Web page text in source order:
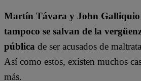
Martín Távara y John Galliquio
tampoco se salvan de la
pública de ser acusados de
Así como estos, existen muchos
más.